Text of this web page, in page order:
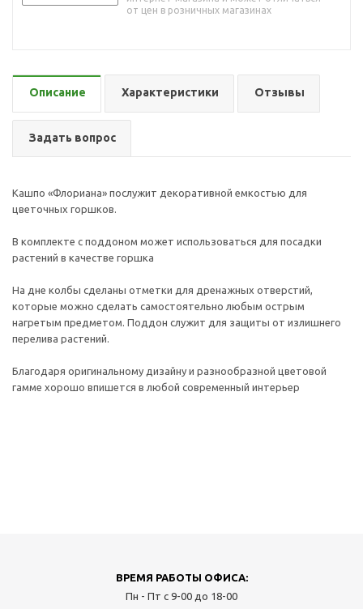
от цен в розничных магазинах
Описание Характеристики Отзывы
Задать вопрос
Кашпо «Флориана» послужит декоративной емкостью для
цветочных горшков.
В комплекте с поддоном может использоваться для посадки
растений в качестве горшка
На дне колбы сделаны отметки для дренажных отверстий,
которые можно сделать самостоятельно любым острым
нагретым предметом. Поддон служит для защиты от излишнего
перелива растений.
Благодаря оригинальному дизайну и разнообразной цветовой
гамме хорошо впишется в любой современный интерьер
ВРЕМЯ РАБОТЫ ОФИСА:
Пн - Пт с 9-00 до 18-00